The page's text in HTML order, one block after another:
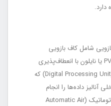
شامل کاف بازویی
استاندارد (Arm Cuff) از جنس PVC یا نایلون با انعطاف‌پذیری
مناسب، واحد پردازش دیجیتال (Digital Processing Unit) که
آنالیز داده‌ها را انجام
می‌دهد، پمپ هوا و شیر تخلیه اتوماتیک (Automatic Air